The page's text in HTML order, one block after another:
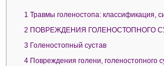
1 Травмы голеностопа: классификация,
2 ПОВРЕЖДЕНИЯ ГОЛЕНОСТОПНОГО
3 Голеностопный сустав
4 Повреждения голени, голеностопного